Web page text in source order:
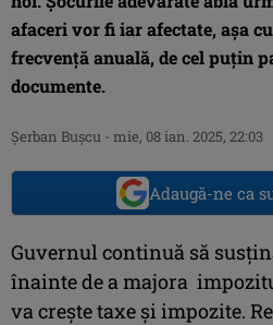
afaceri vor fi iar afectate, așa
frecvență anuală, de cel puțin
documente.
Şerban Buşcu - mie, 08 ian. 2025, 22:03
Adaugă-ne ca
Guvernul continuă să
înainte de a majora
va crește taxe și impozite.